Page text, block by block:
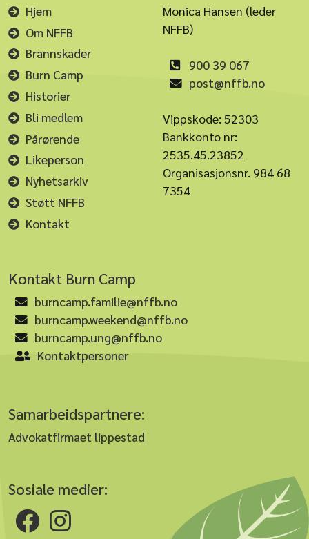
Hjem
Om NFFB
Brannskader
Burn Camp
Historier
Bli medlem
Pårørende
Likeperson
Nyhetsarkiv
Støtt NFFB
Kontakt
Monica Hansen (leder
NFFB)
900 39 067
post@nffb.no
Vippskode: 52303
Bankkonto nr:
2535.45.23852
Organisasjonsnr. 984 68
7354
Kontakt Burn Camp
burncamp.familie@nffb.no
burncamp.weekend@nffb.no
burncamp.ung@nffb.no
Kontaktpersoner
Samarbeidspartnere:
Advokatfirmaet lippestad
Sosiale medier: